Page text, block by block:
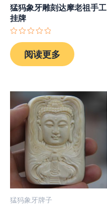
猛犸象牙雕刻达摩老祖手工
挂牌
评
分
0
&sol;
阅读更多
猛犸象牙牌子